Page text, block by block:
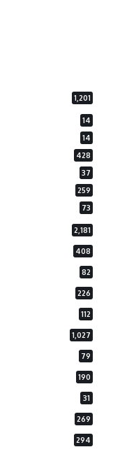
1,201
14
14
428
37
259
73
2,181
408
82
226
112
1,027
79
190
31
269
294